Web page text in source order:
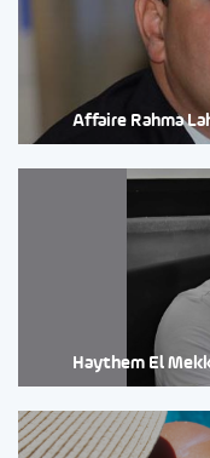
Affaire Rahma
Haythem El